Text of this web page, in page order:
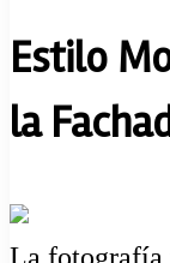
Estilo
la